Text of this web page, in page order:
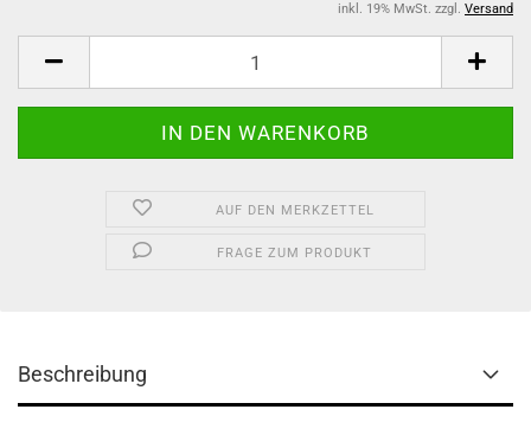
inkl. 19% MwSt. zzgl. Versand
AUF DEN MERKZETTEL
FRAGE ZUM PRODUKT
Beschreibung